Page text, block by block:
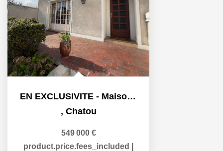
EN EXCLUSIVITE - Maison à fort potentiel -150 m2 - Chatou
, Chatou
549 000 €
product.price.fees_included